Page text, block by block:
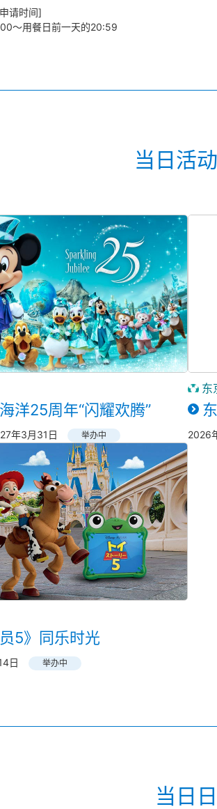
请时间]
～用餐日前一天的20:59
当日活
洋25周年“闪耀欢腾”
年3月31日 举办中
东
2026
5》同乐时光
日 举办中
当日